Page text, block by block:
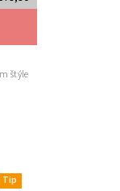
štýle
Tip